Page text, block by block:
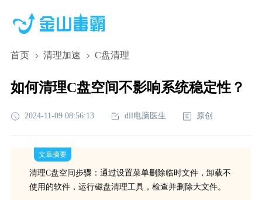
首页 清理加速 C盘清理
如何清理C盘空间不影响系统稳定性？
2024-11-09 08:56:13 dll电脑医生 原创
文章摘要
清理C盘空间步骤：通过设置菜单删除临时文件，卸载不
使用的软件，运行磁盘清理工具，检查并删除大文件。